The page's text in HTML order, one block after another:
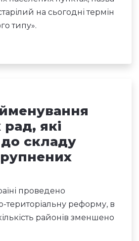
на сьогодні термін
типу».
рад, які
складу
проведено
територіальну реформу, в
районів зменшено